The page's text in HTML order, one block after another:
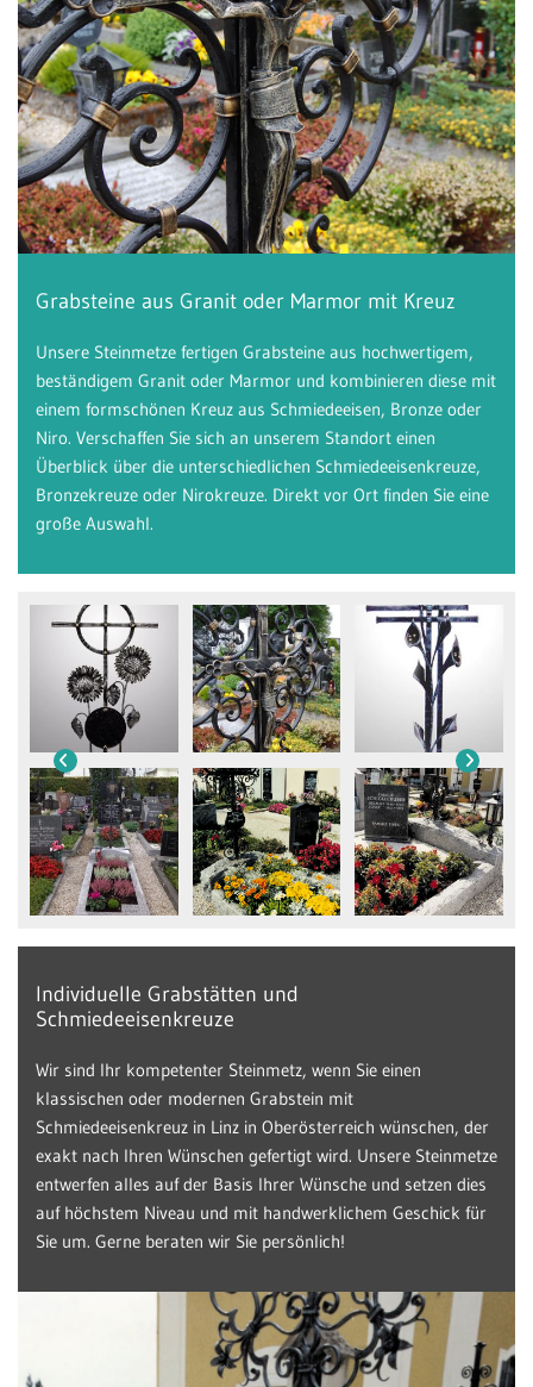
Grabsteine aus Granit oder Marmor mit Kreuz
Unsere Steinmetze fertigen Grabsteine aus hochwertigem,
beständigem Granit oder Marmor und kombinieren diese mit
einem formschönen Kreuz aus Schmiedeeisen, Bronze oder
Niro. Verschaffen Sie sich an unserem Standort einen
Überblick über die unterschiedlichen Schmiedeeisenkreuze,
Bronzekreuze oder Nirokreuze. Direkt vor Ort finden Sie eine
große Auswahl.
Individuelle Grabstätten und
Schmiedeeisenkreuze
Wir sind Ihr kompetenter Steinmetz, wenn Sie einen
klassischen oder modernen Grabstein mit
Schmiedeeisenkreuz in Linz in Oberösterreich wünschen, der
exakt nach Ihren Wünschen gefertigt wird. Unsere Steinmetze
entwerfen alles auf der Basis Ihrer Wünsche und setzen dies
auf höchstem Niveau und mit handwerklichem Geschick für
Sie um. Gerne beraten wir Sie persönlich!